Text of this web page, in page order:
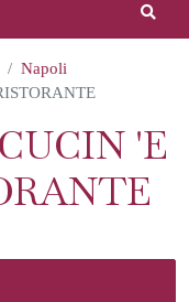
Napoli
'E